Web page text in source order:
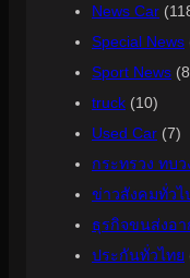
News Car
Special News
Sport News
truck (10)
Used Car (7)
กระทรวง ทบว
ข่าวสังคมทั่วไ
ธุรกิจขนส่งอ
ประกันทั่วไทย